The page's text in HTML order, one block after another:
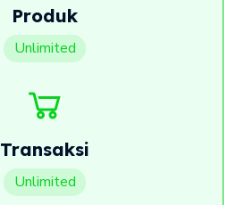
Produk
Unlimited
Transaksi
Unlimited